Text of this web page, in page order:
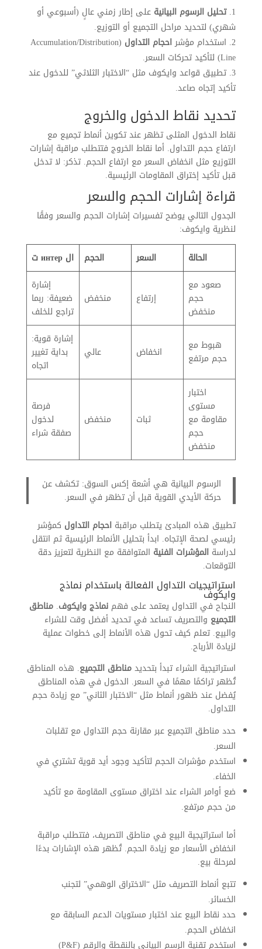
تحليل الرسوم البيانية على إطار زمني عالٍ (أسبوعي أو
شهري) لتحديد مراحل التجميع أو التوزيع.
استخدام مؤشراحجام التداول (Accumulation/Distribution
Line) لتأكيد تحركات السعر.
تطبيق قواعد وايكوف مثل “الاختبار الثلاثي” للدخول عند
تأكيد إتجاه صاعد.
تحديد نقاط الدخول والخروج
نقاط الدخول المثلى تظهر عند تكوين أنماط تجميع مع
ارتفاع حجم التداول. أما نقاط الخروج فتتطلب مراقبة إشارات
التوزيع مثل انخفاض السعر مع ارتفاع الحجم. تذكر: لا تدخل
قبل تأكيد إختراق المقاومات الرئيسية.
قراءة إشارات الحجم والسعر
الجدول التالي يوضح تفسيرات إشارات الحجم والسعر وفقًا
لنظرية وايكوف:
الحالة
السعر الحجم
ال интер ت
صعود مع
حجم
منخفض
إرتفاع منخفض
إشارة
ضعيفة: ربما
تراجع للخلف
هبوط مع
حجم مرتفع
انخفاض عالي
إشارة قوية:
بداية تغيير
اتجاه
اختبار
مستوى
مقاومة مع
حجم
منخفض
ثبات منخفض
فرصة
لدخول
صفقة شراء
الرسوم البيانية هي أشعة إكس السوق: تكشف عن
حركة الأيدي القوية قبل أن تظهر في السعر.
تطبيق هذه المبادئ يتطلب مراقبة احجام التداول كمؤشر
رئيسي لصحة الإتجاه. ابدأ بتحليل الأنماط الرئيسية ثم انتقل
لدراسة المؤشرات الفنية المتوافقة مع النظرية لتعزيز دقة
التوقعات.
استراتيجيات التداول الفعالة باستخدام نماذج
وايكوف
النجاح في التداول يعتمد على فهم نماذج وايكوف. مناطق
التجميع والتصريف تساعد في تحديد أفضل وقت للشراء
والبيع. تعلم كيف تحول هذه الأنماط إلى خطوات عملية
لزيادة الأرباح.
استراتيجية الشراء تبدأ بتحديدمناطق التجميع. هذه المناطق
تُظهر تراكمًا مهمًا في السعر. الدخول في هذه المناطق
يُفضل عند ظهور أنماط مثل “الاختبار الثاني” مع زيادة حجم
التداول.
حدد مناطق التجميع عبر مقارنة حجم التداول مع تقلبات
السعر.
استخدم مؤشرات الحجم لتأكيد وجود أيد قوية تشتري في
الخفاء.
ضع أوامر الشراء عند اختراق مستوى المقاومة مع تأكيد
من حجم مرتفع.
أما استراتيجية البيع في مناطق التصريف، فتتطلب مراقبة
انخفاض الأسعار مع زيادة الحجم. تُظهر هذه الإشارات بدءًا
لمرحلة بيع.
تتبع أنماط التصريف مثل “الاختراق الوهمي” لتجنب
الخسائر.
حدد نقاط البيع عند اختبار مستويات الدعم السابقة مع
انخفاض الحجم.
استخدم تقنية الرسم البياني بالنقطة والرقم (P&F)